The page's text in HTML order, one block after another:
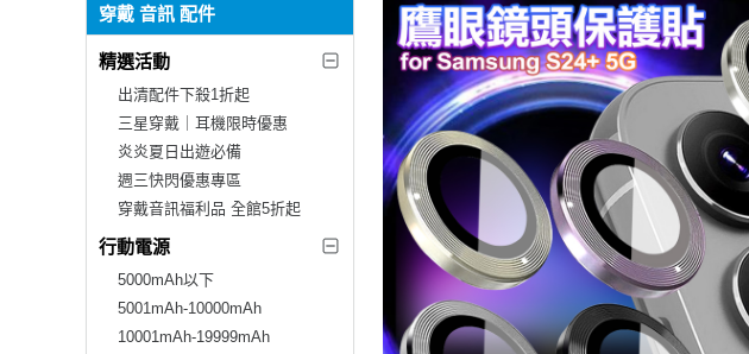
穿戴 音訊 配件
精選活動
出清配件下殺1折起
三星穿戴｜耳機限時優惠
炎炎夏日出遊必備
週三快閃優惠專區
穿戴音訊福利品 全館5折起
行動電源
5000mAh以下
5001mAh-10000mAh
10001mAh-19999mAh